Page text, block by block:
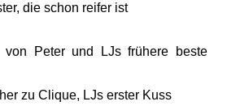
die schon reifer ist
Peter und LJs frühere beste
zu Clique, LJs erster Kuss